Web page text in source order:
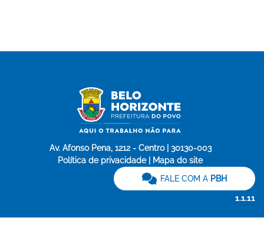
Av. Afonso Pena, 1212 - Centro | 30130-003
Política de privacidade | Mapa do site
FALE COM A PBH
1.1.11